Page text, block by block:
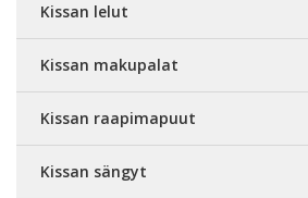
Kissan lelut
Kissan makupalat
Kissan raapimapuut
Kissan sängyt